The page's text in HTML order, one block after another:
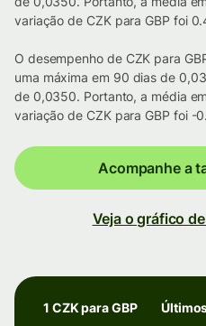
variação de CZK para GBP foi
O desempenho de CZK para
uma máxima em 90 dias de
de 0,0350. Portanto, a média
variação de CZK para GBP foi -
Acompanhe a
Veja o gráfico
1 CZK para GBP